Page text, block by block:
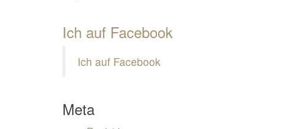
Ich auf Facebook
Ich auf Facebook
Meta